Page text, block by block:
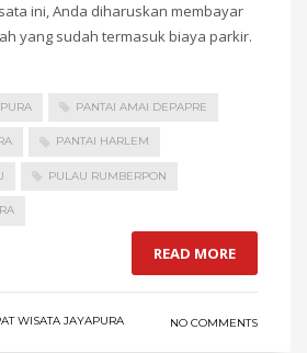
ini, Anda diharuskan membayar
yang sudah termasuk biaya parkir.
PANTAI AMAI DEPAPRE
PANTAI HARLEM
PULAU RUMBERPON
READ MORE
WISATA JAYAPURA NO COMMENTS